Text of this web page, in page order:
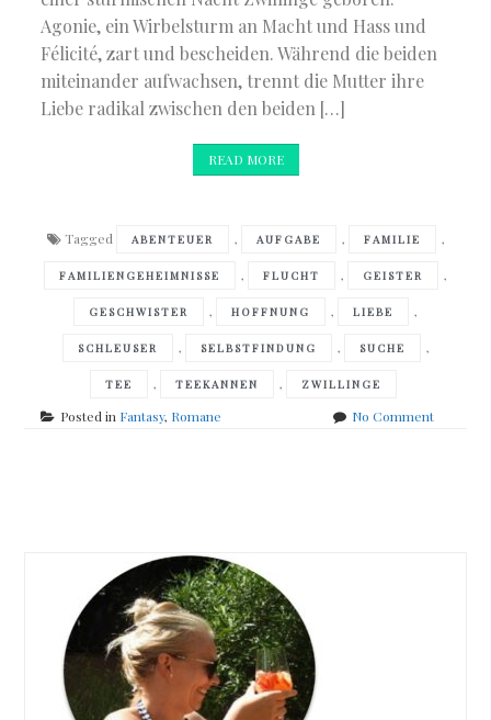
Agonie, ein Wirbelsturm an Macht und Hass und
Félicité, zart und bescheiden. Während die beiden
miteinander aufwachsen, trennt die Mutter ihre
Liebe radikal zwischen den beiden […]
READ MORE
Tagged ABENTEUER , AUFGABE , FAMILIE ,
FAMILIENGEHEIMNISSE , FLUCHT , GEISTER ,
GESCHWISTER , HOFFNUNG , LIEBE ,
SCHLEUSER , SELBSTFINDUNG , SUCHE ,
TEE , TEEKANNEN , ZWILLINGE
Posted in Fantasy, Romane No Commenton
navigation